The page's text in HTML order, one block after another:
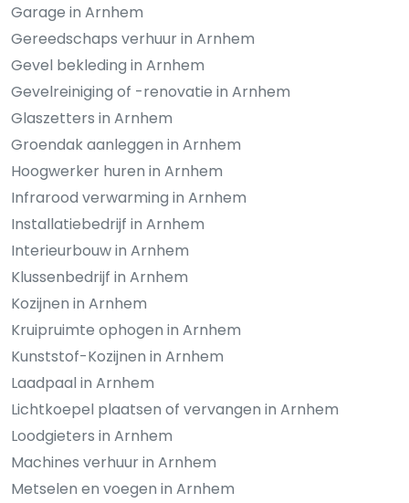
Garage in Arnhem
Gereedschaps verhuur in Arnhem
Gevel bekleding in Arnhem
Gevelreiniging of -renovatie in Arnhem
Glaszetters in Arnhem
Groendak aanleggen in Arnhem
Hoogwerker huren in Arnhem
Infrarood verwarming in Arnhem
Installatiebedrijf in Arnhem
Interieurbouw in Arnhem
Klussenbedrijf in Arnhem
Kozijnen in Arnhem
Kruipruimte ophogen in Arnhem
Kunststof-Kozijnen in Arnhem
Laadpaal in Arnhem
Lichtkoepel plaatsen of vervangen in Arnhem
Loodgieters in Arnhem
Machines verhuur in Arnhem
Metselen en voegen in Arnhem